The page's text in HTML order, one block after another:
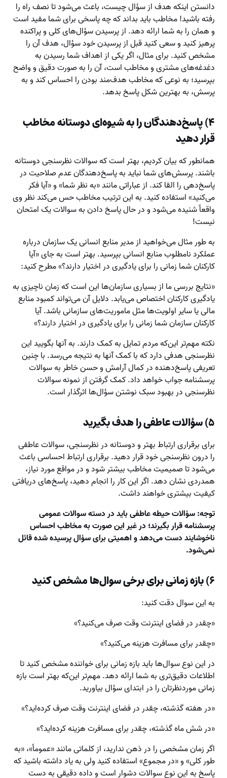
دانستن اینکه هدف از سؤال چیست، باعث می‌شود تا نصف راه را
رفته باشید! مخاطب باید بداند که چه پاسخی برای شما مفید است
و همان را به شما ارائه دهد. از پرسیدن سؤال‌های کلی و پراکنده
پرهیز کنید و سعی کنید قبل از پرسیدن خود سؤال، هدف آن را
مشخص کنید. برای مثال، اگر یکی از اهداف شما رسیدن به
دغدغه‌های مشتری و مخاطب است، آن را به صورت دقیق و واضح
بپرسید؛ به نوعی که مخاطب هدف‌مند بودن را احساس کند و به
پرسش، به بهترین شکل پاسخ بدهد.
۴) پاسخ‌دهندگان را به شیوه‌ای دوستانه مخاطب
قرار دهید
همانطور که بیان کردیم، بهتر است که سوالات نظرسنجی دوستانه
باشند. پرسش‌های شما نباید به پاسخ‌دهندگان عدم صلاحیت در
پاسخ‌دهی را القا کند. از عباراتی مانند «به نظر شما» و «آیا فکر
می‌کنید» استفاده کنید. به این ترتیب مخاطب حس می‌کند نظر وی
واقعاً شنیده می‌شود و در حال پاسخ دادن به سوالات یک امتحان
نیست!
به طور مثال می‌خواهید از مدیر منابع انسانی یک سازمان درباره
عملکرد نامطلوب منابع انسانی بپرسید. بهتر است به جای «آیا
کارکنان شما زمانی را برای یادگیری در اختیار دارند؟» مطرح کنید:
«نتایج بررسی ما از بسیاری سازمان‌ها این است که زمان ناچیزی به
یادگیری کارکنان اختصاص می‌یابد. دلایل آن می‌تواند کمبود منابع
مالی یا سایر اولویت‌ها مثل ماموریت‌های سازمانی باشد. آیا
کارکنان سازمان شما زمانی را برای یادگیری در اختیار دارند؟»
نکته مهم‌تر این‌که مردم تمایل به کمک دارند. به آنها بگویید این
نظرسنجی هدفی دارد که با کمک آنها به نتیجه می‌رسد. با چنین
تعریفی پاسخ‌دهنده در کمال آرامش و حسن خاطر به سوالات
پرسشنامه جواب خواهد داد. کمک گرفتن از نمونه سوالات
نظرسنجی در بهبود سبک نوشتن سؤال‌ها اثرگذار است.
۵) سؤالات عاطفی را هدف بگیرید
برای برقراری ارتباط بهتر و دوستانه در نظرسنجی، سوالات عاطفی
را درون نظرسنجی خود قرار دهید. برقراری ارتباط احساسی باعث
می‌شود تا صمیمیت مخاطب بیشتر شود و در مواقع مورد نیاز،
همدردی نشان دهد. اگر این کار را انجام دهید، پاسخ‌های دریافتی
کیفیت بیشتری خواهند داشت.
توجه: سؤالات حیطه عاطفی باید در دسته سوالات عمومی
پرسشنامه قرار بگیرند؛ در غیر این صورت به مخاطب احساس
ناخوشایند دست می‌دهد و اهمیتی برای سؤال پرسیده شده قائل
نمی‌شود.
۶) بازه زمانی برای برخی سوال‌ها مشخص کنید
به این سوال دقت کنید:
«چقدر در فضای اینترنت وقت صرف می‌کنید؟»
«چقدر برای مسافرت هزینه می‌کنید؟»
در این نوع سوال‌ها باید بازه زمانی برای خواننده مشخص کنید تا
اطلاعات دقیق‌تری به شما ارائه دهد. مهم‌تر این‌که بهتر است بازه
زمانی موردنظرتان را در ابتدای سؤال بیاورید.
«در هفته گذشته، چقدر در فضای اینترنت وقت صرف کرده‌اید؟»
«در شش ماه گذشته، چقدر برای مسافرت هزینه کرده‌اید؟»
اگر زمان مشخصی را در ذهن ندارید، از کلماتی مانند «عموماً»، «به
‌طور کلی» و «در مجموع» استفاده کنید ولی به یاد داشته باشید که
پاسخ به این نوع سوالات دشوار است و داده دقیقی به دست